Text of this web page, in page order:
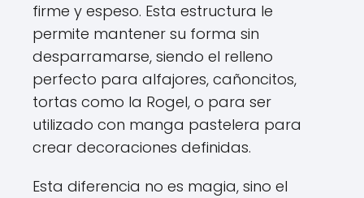
firme y espeso. Esta estructura le
permite mantener su forma sin
desparramarse, siendo el relleno
perfecto para alfajores, cañoncitos,
tortas como la Rogel, o para ser
utilizado con manga pastelera para
crear decoraciones definidas.
Esta diferencia no es magia, sino el